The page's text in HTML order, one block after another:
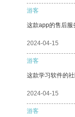
游客
这款app的售后服
2024-04-15
游客
这款学习软件的
2024-04-15
游客